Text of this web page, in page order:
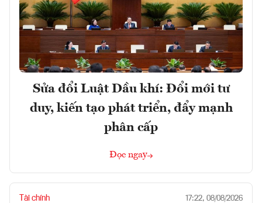
Sửa đổi Luật Dầu khí: Đổi mới tư
duy, kiến tạo phát triển, đẩy mạnh
phân cấp
Đọc ngay
Tài chính 17:22, 08/08/2026